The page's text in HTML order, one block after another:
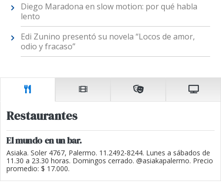
Diego Maradona en slow motion: por qué habla
lento
Edi Zunino presentó su novela “Locos de amor,
odio y fracaso”
Restaurantes
El mundo en un bar.
Asiaka. Soler 4767, Palermo. 11.2492-8244. Lunes a sábados de
11.30 a 23.30 horas. Domingos cerrado. @asiakapalermo. Precio
promedio: $ 17.000.